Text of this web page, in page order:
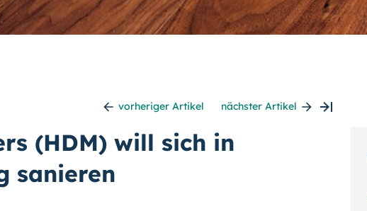
vorheriger Artikel nächster Artikel
(HDM) will sich in
sanieren